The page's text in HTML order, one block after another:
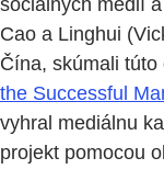
Cao a Linghui
Čína, skúmali
the Successful
vyhral mediálnu
projekt pomocou